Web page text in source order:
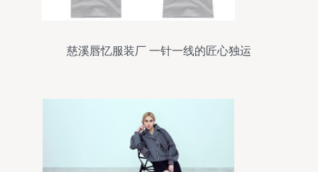
慈溪唇忆服装厂 一针一线的匠心独运